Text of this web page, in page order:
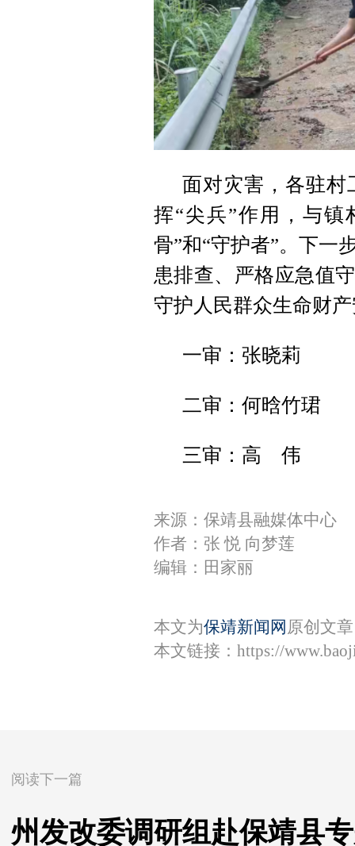
面对灾害，各驻
挥“尖兵”作用，与
骨”和“守护者”。下一
患排查、严格应急值
守护人民群众生命财
一审：张晓莉
二审：何晗竹珺
三审：高 伟
来源：保靖县融媒体中心
作者：张 悦 向梦莲
编辑：田家丽
本文为保靖新闻网 原创文
本文链接： https://
阅读下一篇
州发改委调研组赴保靖县